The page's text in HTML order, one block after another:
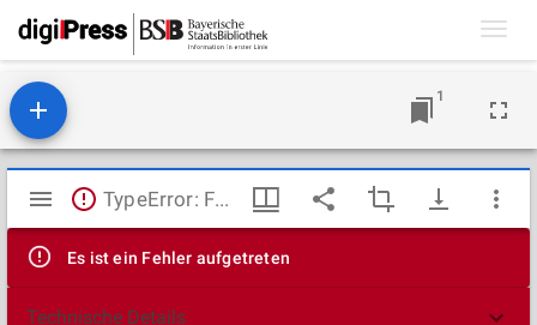
1
Mirador
Viewer
TypeError: Failed to fetch
Es ist ein Fehler aufgetreten
Technische Details